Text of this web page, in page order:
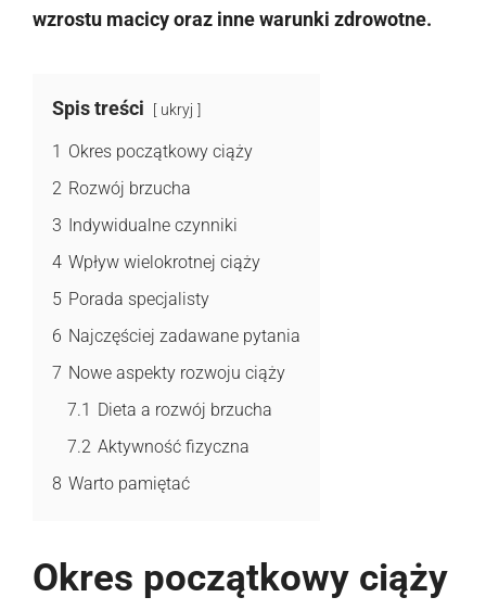
wzrostu macicy oraz inne warunki zdrowotne.
Spis treści ukryj
1 Okres początkowy ciąży
2 Rozwój brzucha
3 Indywidualne czynniki
4 Wpływ wielokrotnej ciąży
5 Porada specjalisty
6 Najczęściej zadawane pytania
7 Nowe aspekty rozwoju ciąży
7.1 Dieta a rozwój brzucha
7.2 Aktywność fizyczna
8 Warto pamiętać
Okres początkowy ciąży